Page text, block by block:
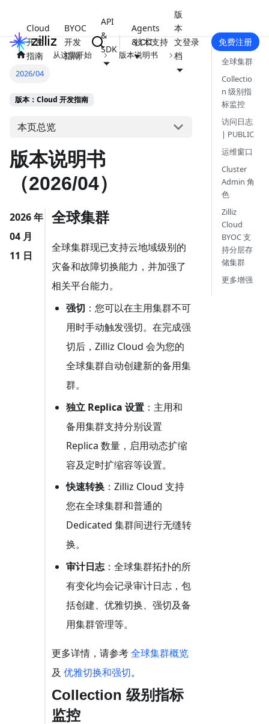
Cloud
开发
指南
BYOC
开发
指南
API
&
SDK
Agents
& CLI
版
本
文
档
技术支持 登录 免费注册
从这里开始
版本说明书
2026/04
版本：Cloud 开发指南
本页总览
版本说明书
（2026/04）
2026 年
04 月
11 日
全球集群
全球集群现已支持云地域级别的
灾备和故障切换能力，并加强了
相关平台能力。
强切 ：您可以在主用集群不可
用时手动触发强切。在完成强
切后，Zilliz Cloud 会为您的
全球集群自动创建新的备用集
群。
独立 Replica 设置 ：主用和
备用集群支持分别设置
Replica 数量，启用动态扩缩
容及定时扩缩容等设置。
快速转换 ：Zilliz Cloud 支持
您在全球集群和普通的
Dedicated 集群间进行无缝转
换。
审计日志：全球集群拓扑的所
有变化均会记录审计日志，包
括创建、优雅切换、强切及备
用集群管理等。
更多详情，请参考全球集群概览
及优雅切换和强切。
Collection 级别指标
监控
全球集群
Collectio
n 级别指
标监控
访问日志
| PUBLIC
运维窗口
Cluster
Admin 角
色
Zilliz
Cloud
BYOC 支
持分层存
储集群
更多增强